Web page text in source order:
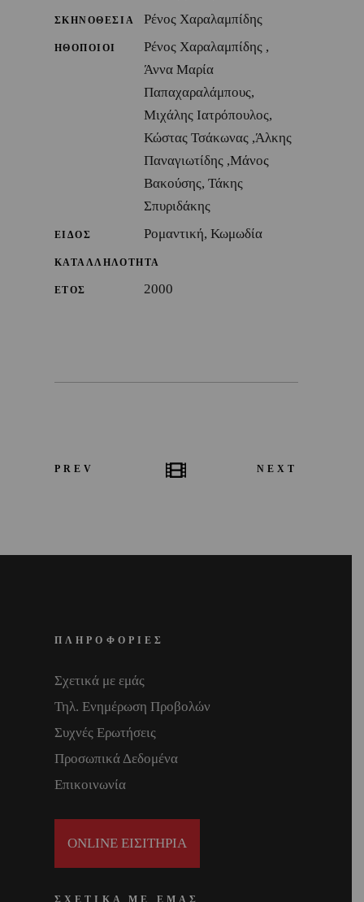
ΣΚΗΝΟΘΕΣΙΑ Ρένος Χαραλαμπίδης
ΗΘΟΠΟΙΟΙ
Ρένος Χαραλαμπίδης ,
Άννα Μαρία
Παπαχαραλάμπους,
Μιχάλης Ιατρόπουλος,
Κώστας Τσάκωνας ,Άλκης
Παναγιωτίδης ,Μάνος
Βακούσης, Τάκης
Σπυριδάκης
ΕΙΔΟΣ Ρομαντική, Κωμωδία
ΚΑΤΑΛΛΗΛΟΤΗΤΑ
ΕΤΟΣ 2000
PREV NEXT
ΠΛΗΡΟΦΟΡΙΕΣ
Σχετικά με εμάς
Τηλ. Ενημέρωση Προβολών
Συχνές Ερωτήσεις
Προσωπικά Δεδομένα
Επικοινωνία
ONLINE ΕΙΣΙΤΗΡΙΑ
ΣΧΕΤΙΚΑ ΜΕ ΕΜΑΣ